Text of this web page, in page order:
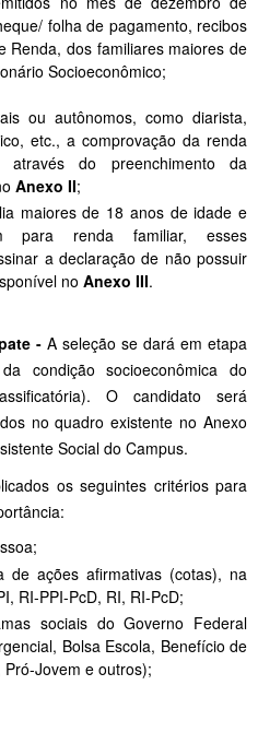
folha de pagamento, recibos
Renda, dos familiares maiores de
Socioeconômico;
ou autônomos, como diarista,
etc., a comprovação da renda
do preenchimento da
Anexo II;
maiores de 18 anos de idade e
para renda familiar, esses
a declaração de não possuir
no Anexo III.
- A seleção se dará em etapa
condição socioeconômica do
O candidato será
no quadro existente no Anexo
Social do Campus.
os seguintes critérios para
de ações afirmativas (cotas), na
RI-PPI-PcD, RI, RI-PcD;
sociais do Governo Federal
Bolsa Escola, Benefício de
Jovem e outros);